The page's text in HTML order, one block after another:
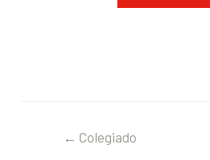
← Colegiado